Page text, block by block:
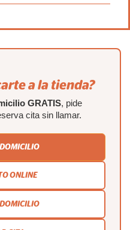
a la tienda?
GRATIS, pide
cita sin llamar.
ONLINE